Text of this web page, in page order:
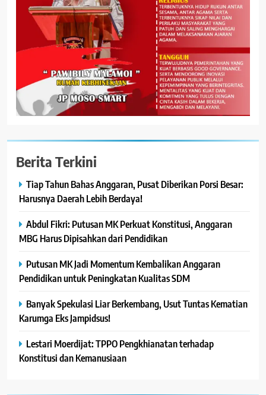
Berita Terkini
Tiap Tahun Bahas Anggaran, Pusat Diberikan Porsi Besar:
Harusnya Daerah Lebih Berdaya!
Abdul Fikri: Putusan MK Perkuat Konstitusi, Anggaran
MBG Harus Dipisahkan dari Pendidikan
Putusan MK Jadi Momentum Kembalikan Anggaran
Pendidikan untuk Peningkatan Kualitas SDM
Banyak Spekulasi Liar Berkembang, Usut Tuntas Kematian
Karumga Eks Jampidsus!
Lestari Moerdijat: TPPO Pengkhianatan terhadap
Konstitusi dan Kemanusiaan